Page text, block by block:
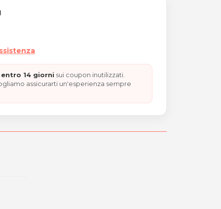
14 giorni sui coupon inutilizzati.
assicurarti un'esperienza sempre